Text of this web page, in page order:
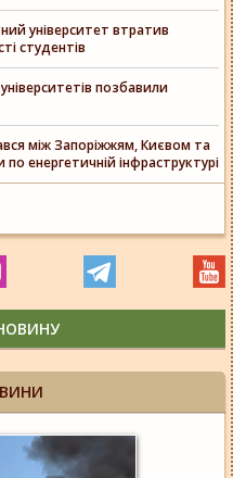
університет втратив
студентів
позбавили
між Запоріжжям, Києвом та
енергетичній інфраструктурі